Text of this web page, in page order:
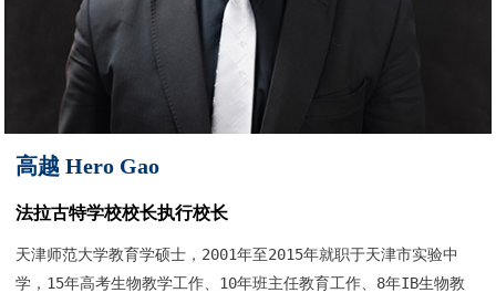
高越 Hero Gao
法拉古特学校校长执行校长
天津师范大学教育学硕士，2001年至2015年就职于天津市实验中
学，15年高考生物教学工作、10年班主任教育工作、8年IB生物教